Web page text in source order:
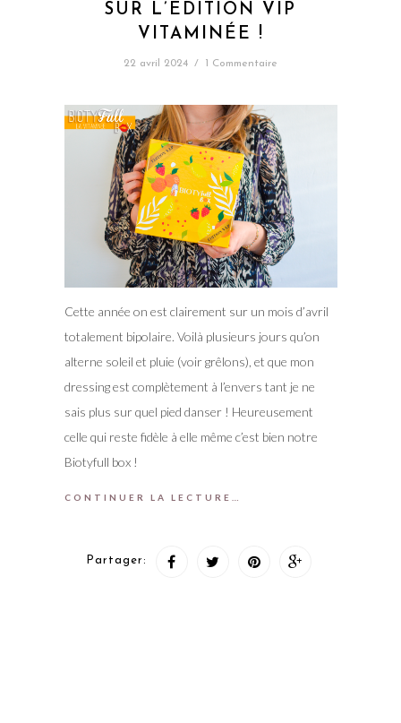
SUR L’ÉDITION VIP
VITAMINÉE !
22 avril 2024 / 1 Commentaire
Cette année on est clairement sur un mois d’avril
totalement bipolaire. Voilà plusieurs jours qu’on
alterne soleil et pluie (voir grêlons), et que mon
dressing est complètement à l’envers tant je ne
sais plus sur quel pied danser ! Heureusement
celle qui reste fidèle à elle même c’est bien notre
Biotyfull box !
CONTINUER LA LECTURE…
Partager: